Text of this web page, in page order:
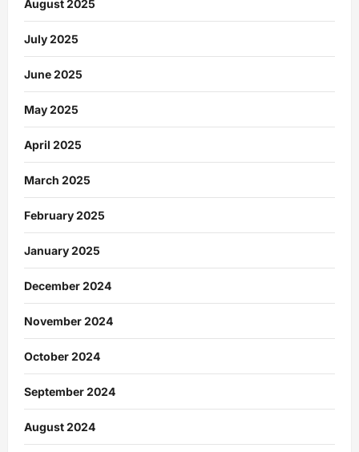
August 2025
July 2025
June 2025
May 2025
April 2025
March 2025
February 2025
January 2025
December 2024
November 2024
October 2024
September 2024
August 2024